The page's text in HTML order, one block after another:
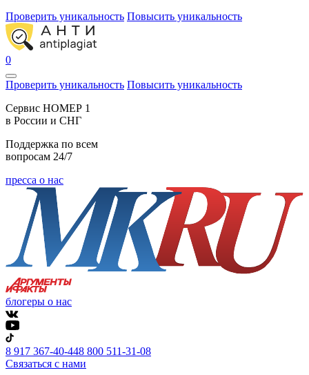
Проверить уникальность Повысить уникальность
0
Проверить уникальность Повысить уникальность
Cервис НОМЕР 1
в России и СНГ
Поддержка по всем
вопросам 24/7
пресса о нас
блогеры о нас
8 917 367-40-448 800 511-31-08
Связаться с нами